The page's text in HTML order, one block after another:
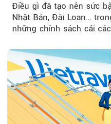
Điều gì đã tạo nên sức
Nhật Bản, Đài Loan…
những chính sách cải